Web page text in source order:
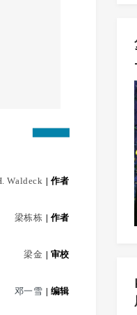
Waldeck | 作者
梁栋栋 | 作者
梁金 | 审校
邓一雪 | 编辑